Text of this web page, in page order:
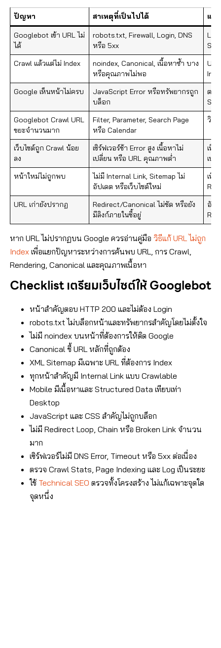
ปัญหา สาเหตุที่เป็นไปได้ แน
Googlebot เข้า URL ไม่
ได้
robots.txt, Firewall, Login, DNS
หรือ 5xx
Crawl แล้วแต่ไม่ Index
noindex, Canonical, เนื้อหาซ้ำ บาง
หรือคุณภาพไม่พอ
Google เห็นหน้าไม่ครบ
JavaScript Error หรือทรัพยากรถูก
บล็อก
ตรว
Googlebot Crawl URL
ขยะจำนวนมาก
Filter, Parameter, Search Page
หรือ Calendar
วิเค
เว็บไซต์ถูก Crawl น้อย
ลง
เซิร์ฟเวอร์ช้า Error สูง เนื้อหาไม่
เปลี่ยน หรือ URL คุณภาพต่ำ
เที
เป
หน้าใหม่ไม่ถูกพบ
ไม่มี Internal Link, Sitemap ไม่
อัปเดต หรือเว็บไซต์ใหม่
เพิ่ม
URL เก่ายังปรากฏ
Redirect/Canonical ไม่ชัด หรือยัง
มีลิงก์ภายในชี้อยู่
อัป
หาก URL ไม่ปรากฏบน Google ควรอ่านคู่มือ วิธีแก้ URL ไม่ถูก
Index เพื่อแยกปัญหาระหว่างการค้นพบ URL, การ Crawl,
Rendering, Canonical และคุณภาพเนื้อหา
Checklist เตรียมเว็บไซต์ให้ Googlebot
หน้าสำคัญตอบ HTTP 200 และไม่ต้อง Login
robots.txt ไม่บล็อกหน้าและทรัพยากรสำคัญโดยไม่ตั้งใจ
ไม่มี noindex บนหน้าที่ต้องการให้ติด Google
Canonical ชี้ URL หลักที่ถูกต้อง
XML Sitemap มีเฉพาะ URL ที่ต้องการ Index
ทุกหน้าสำคัญมี Internal Link แบบ Crawlable
Mobile มีเนื้อหาและ Structured Data เทียบเท่า
Desktop
JavaScript และ CSS สำคัญไม่ถูกบล็อก
ไม่มี Redirect Loop, Chain หรือ Broken Link จำนวน
มาก
เซิร์ฟเวอร์ไม่มี DNS Error, Timeout หรือ 5xx ต่อเนื่อง
ตรวจ Crawl Stats, Page Indexing และ Log เป็นระยะ
ใช้ Technical SEO ตรวจทั้งโครงสร้าง ไม่แก้เฉพาะจุดใด
จุดหนึ่ง